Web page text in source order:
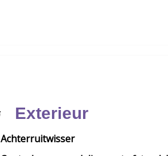
Exterieur
Achterruitwisser